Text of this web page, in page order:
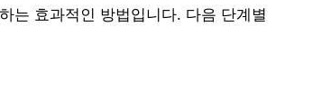
는 효과적인 방법입니다. 다음 단계별